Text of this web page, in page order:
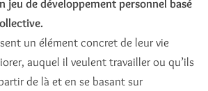
jeu de développement personnel basé
un élément concret de leur vie
auquel il veulent travailler ou qu’ils
de là et en se basant sur